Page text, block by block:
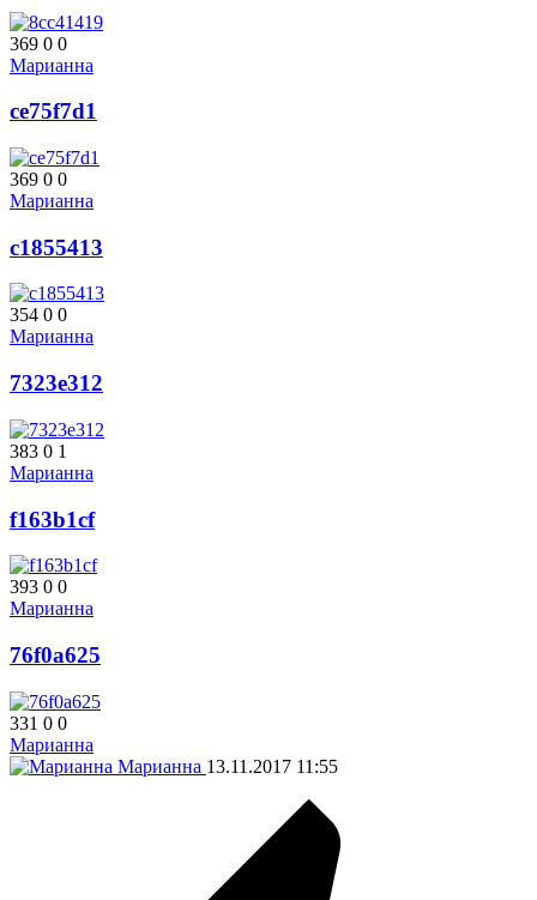
369 0 0
Марианна
ce75f7d1
369 0 0
Марианна
c1855413
354 0 0
Марианна
7323e312
383 0 1
Марианна
f163b1cf
393 0 0
Марианна
76f0a625
331 0 0
Марианна
Марианна 13.11.2017 11:55